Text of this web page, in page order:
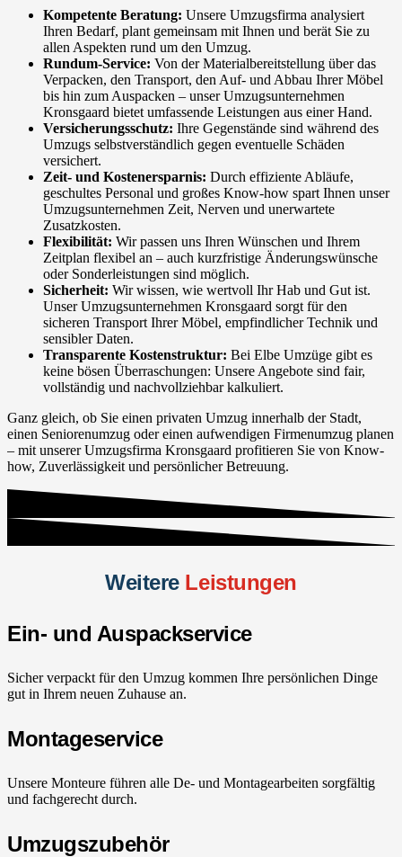
Kompetente Beratung: Unsere Umzugsfirma analysiert
Ihren Bedarf, plant gemeinsam mit Ihnen und berät Sie zu
allen Aspekten rund um den Umzug.
Rundum-Service: Von der Materialbereitstellung über das
Verpacken, den Transport, den Auf- und Abbau Ihrer Möbel
bis hin zum Auspacken – unser Umzugsunternehmen
Kronsgaard bietet umfassende Leistungen aus einer Hand.
Versicherungsschutz: Ihre Gegenstände sind während des
Umzugs selbstverständlich gegen eventuelle Schäden
versichert.
Zeit- und Kostenersparnis: Durch effiziente Abläufe,
geschultes Personal und großes Know-how spart Ihnen unser
Umzugsunternehmen Zeit, Nerven und unerwartete
Zusatzkosten.
Flexibilität: Wir passen uns Ihren Wünschen und Ihrem
Zeitplan flexibel an – auch kurzfristige Änderungswünsche
oder Sonderleistungen sind möglich.
Sicherheit: Wir wissen, wie wertvoll Ihr Hab und Gut ist.
Unser Umzugsunternehmen Kronsgaard sorgt für den
sicheren Transport Ihrer Möbel, empfindlicher Technik und
sensibler Daten.
Transparente Kostenstruktur: Bei Elbe Umzüge gibt es
keine bösen Überraschungen: Unsere Angebote sind fair,
vollständig und nachvollziehbar kalkuliert.
Ganz gleich, ob Sie einen privaten Umzug innerhalb der Stadt,
einen Seniorenumzug oder einen aufwendigen Firmenumzug planen
– mit unserer Umzugsfirma Kronsgaard profitieren Sie von Know-
how, Zuverlässigkeit und persönlicher Betreuung.
Weitere Leistungen
Ein- und Auspackservice
Sicher verpackt für den Umzug kommen Ihre persönlichen Dinge
gut in Ihrem neuen Zuhause an.
Montageservice
Unsere Monteure führen alle De- und Montagearbeiten sorgfältig
und fachgerecht durch.
Umzugszubehör